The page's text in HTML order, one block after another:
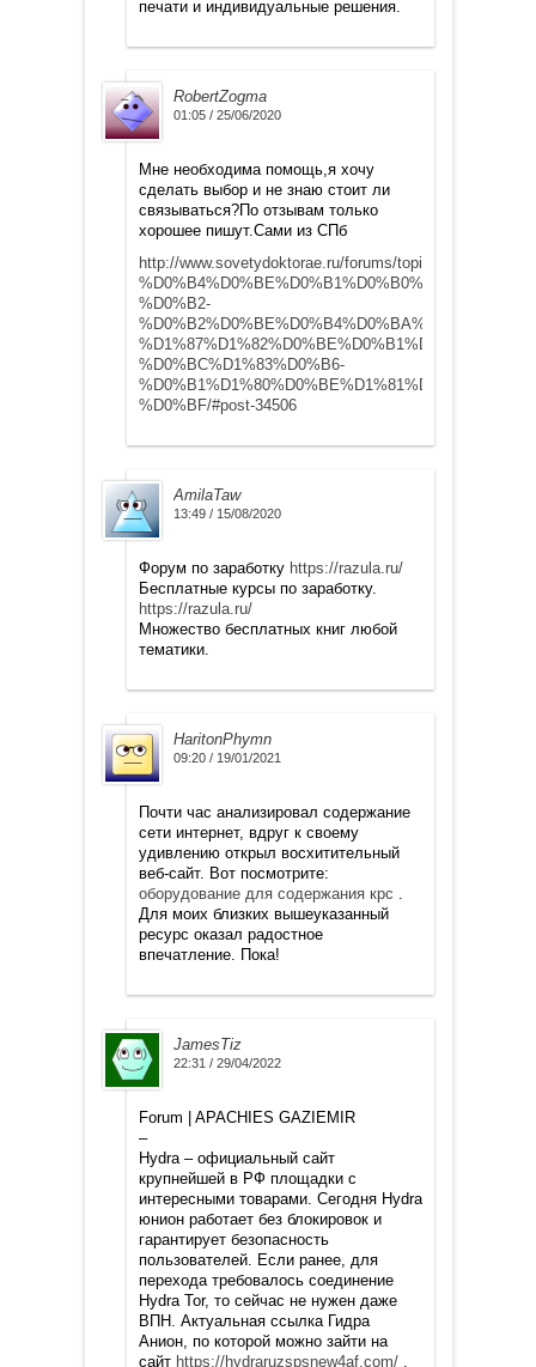
печати и индивидуальные решения.
RobertZogma
01:05 / 25/06/2020
Мне необходима помощь,я хочу
сделать выбор и не знаю стоит ли
связываться?По отзывам только
хорошее пишут.Сами из СПб
http://www.sovetydoktorae.ru/forums/topic/
%D0%B2-
%D0%B2%D0%BE%D0%B4%D0%BA%D1%83-
%D1%87%D1%82%D0%BE%D0%B1%D1%8B-
%D0%BC%D1%83%D0%B6-
%D0%BF/#post-34506
AmilaTaw
13:49 / 15/08/2020
Форум по заработку https://razula.ru/
Бесплатные курсы по заработку.
https://razula.ru/
Множество бесплатных книг любой
тематики.
HaritonPhymn
09:20 / 19/01/2021
Почти час анализировал содержание
сети интернет, вдруг к своему
удивлению открыл восхитительный
веб-сайт. Вот посмотрите:
оборудование для содержания крс .
Для моих близких вышеуказанный
ресурс оказал радостное
впечатление. Пока!
JamesTiz
22:31 / 29/04/2022
Forum | APACHIES GAZIEMIR
–
Hydra – официальный сайт
крупнейшей в РФ площадки с
интересными товарами. Сегодня Hydra
юнион работает без блокировок и
гарантирует безопасность
пользователей. Если ранее, для
перехода требовалось соединение
Hydra Tor, то сейчас не нужен даже
ВПН. Актуальная ссылка Гидра
Анион, по которой можно зайти на
сайт https://hydraruzspsnew4af.com/.